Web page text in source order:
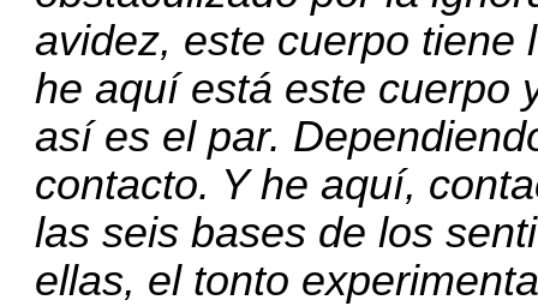
avidez, este cuerpo tiene
he aquí está este cuerpo
así es el par.
contacto. Y he aquí,
las seis bases de los
ellas, el tonto